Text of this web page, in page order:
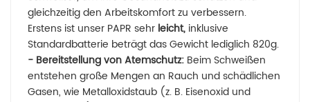
gleichzeitig den Arbeitskomfort zu verbessern.
Erstens ist unser PAPR sehr leicht, inklusive
Standardbatterie beträgt das Gewicht lediglich 820g.
- Bereitstellung von Atemschutz: Beim Schweißen
entstehen große Mengen an Rauch und schädlichen
Gasen, wie Metalloxidstaub (z. B. Eisenoxid und